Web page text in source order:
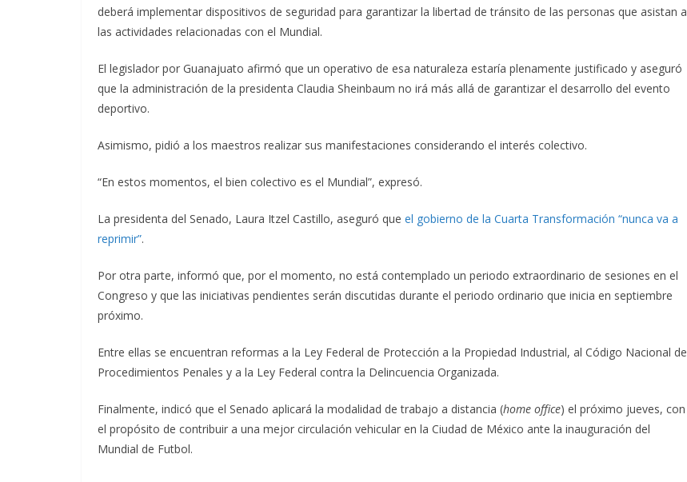
deberá implementar dispositivos de seguridad para garantizar la libertad de tránsito de las personas que asistan a
las actividades relacionadas con el Mundial.
El legislador por Guanajuato afirmó que un operativo de esa naturaleza estaría plenamente justificado y aseguró
que la administración de la presidenta Claudia Sheinbaum no irá más allá de garantizar el desarrollo del evento
deportivo.
Asimismo, pidió a los maestros realizar sus manifestaciones considerando el interés colectivo.
“En estos momentos, el bien colectivo es el Mundial”, expresó.
La presidenta del Senado, Laura Itzel Castillo, aseguró que el gobierno de la Cuarta Transformación “nunca va a
reprimir”.
Por otra parte, informó que, por el momento, no está contemplado un periodo extraordinario de sesiones en el
Congreso y que las iniciativas pendientes serán discutidas durante el periodo ordinario que inicia en septiembre
próximo.
Entre ellas se encuentran reformas a la Ley Federal de Protección a la Propiedad Industrial, al Código Nacional de
Procedimientos Penales y a la Ley Federal contra la Delincuencia Organizada.
Finalmente, indicó que el Senado aplicará la modalidad de trabajo a distancia (home office) el próximo jueves, con
el propósito de contribuir a una mejor circulación vehicular en la Ciudad de México ante la inauguración del
Mundial de Futbol.